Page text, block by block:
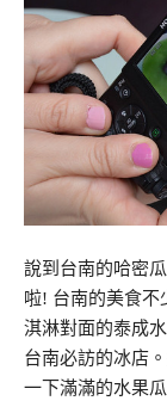
說到台南的哈密
啦! 台南的美食不
淇淋對面的泰成
台南必訪的冰店
一下滿滿的水果